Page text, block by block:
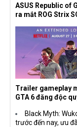
ASUS Republic of
ra mắt ROG Strix
Trailer gameplay
GTA 6 đăng độc
đang quá tham?
Black Myth:
trước đến nay, ưu